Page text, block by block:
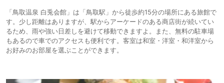
「鳥取温泉 白兎会館」は「鳥取駅」から徒歩約15分の場所にある旅館で
す。少し距離はありますが、駅からアーケードのある商店街が続いてい
るため、雨や強い日差しを避けて移動できますよ。また、無料の駐車場
もあるので車でのアクセスも便利です。客室は和室・洋室・和洋室から
お好みのお部屋を選ぶことができます。